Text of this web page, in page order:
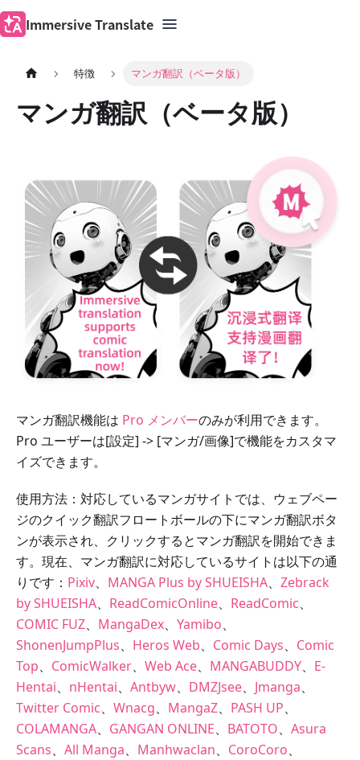
Immersive Translate
特徴 マンガ翻訳（ベータ版）
マンガ翻訳（ベータ版）
マンガ翻訳機能は Pro メンバーのみが利用できます。
Pro ユーザーは[設定] -> [マンガ/画像]で機能をカスタマ
イズできます。
使用方法：対応しているマンガサイトでは、ウェブペー
ジのクイック翻訳フロートボールの下にマンガ翻訳ボタ
ンが表示され、クリックするとマンガ翻訳を開始できま
す。現在、マンガ翻訳に対応しているサイトは以下の通
りです： Pixiv、 MANGA Plus by SHUEISHA、 Zebrack
by SHUEISHA、 ReadComicOnline、 ReadComic、
COMIC FUZ、 MangaDex、 Yamibo、
ShonenJumpPlus、 Heros Web、 Comic Days、 Comic
Top、 ComicWalker、 Web Ace、 MANGABUDDY、 E-
Hentai、 nHentai、 Antbyw、 DMZJsee、 Jmanga、
Twitter Comic、 Wnacg、 MangaZ、 PASH UP、
COLAMANGA、 GANGAN ONLINE、 BATOTO、 Asura
Scans、 All Manga、 Manhwaclan、 CoroCoro、